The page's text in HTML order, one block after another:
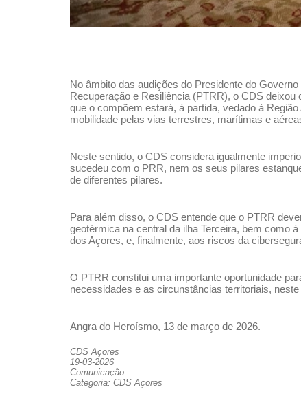
No âmbito das audições do Presidente do
Recuperação e Resiliência (PTRR), o CDS
que o compõem estará, à partida, vedado à
mobilidade pelas vias terrestres, marítimas e
Neste sentido, o CDS considera igualmente
sucedeu com o PRR, nem os seus pilares
de diferentes pilares.
Para além disso, o CDS entende que o PTRR
geotérmica na central da ilha Terceira, bem como
dos Açores, e, finalmente, aos riscos da
O PTRR constitui uma importante oportunidade
necessidades e as circunstâncias territoriais,
Angra do Heroísmo, 13 de março de 2026.
CDS Açores
19-03-2026
Comunicação
Categoria: CDS Açores